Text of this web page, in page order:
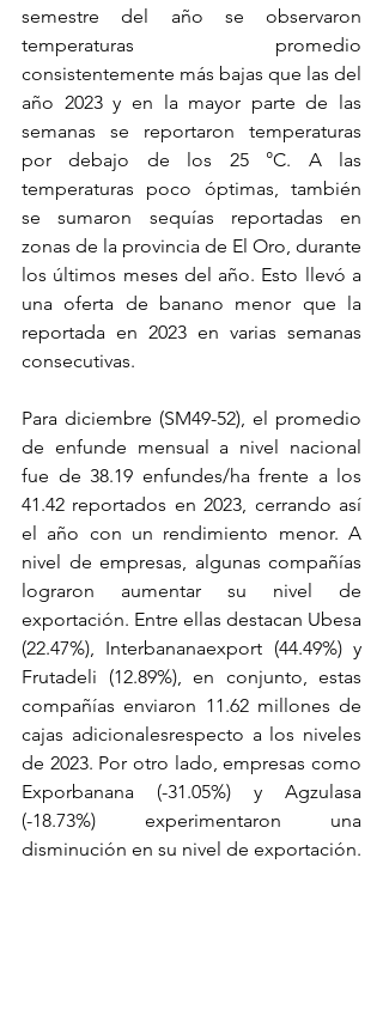
semestre del año se observaron
temperaturas promedio
consistentemente más bajas que las del
año 2023 y en la mayor parte de las
semanas se reportaron temperaturas
por debajo de los 25 °C. A las
temperaturas poco óptimas, también
se sumaron sequías reportadas en
zonas de la provincia de El Oro, durante
los últimos meses del año. Esto llevó a
una oferta de banano menor que la
reportada en 2023 en varias semanas
consecutivas.
Para diciembre (SM49-52), el promedio
de enfunde mensual a nivel nacional
fue de 38.19 enfundes/ha frente a los
41.42 reportados en 2023, cerrando así
el año con un rendimiento menor. A
nivel de empresas, algunas compañías
lograron aumentar su nivel de
exportación. Entre ellas destacan Ubesa
(22.47%), Interbananaexport (44.49%) y
Frutadeli (12.89%), en conjunto, estas
compañías enviaron 11.62 millones de
cajas adicionalesrespecto a los niveles
de 2023. Por otro lado, empresas como
Exporbanana (-31.05%) y Agzulasa
(-18.73%) experimentaron una
disminución en su nivel de exportación.